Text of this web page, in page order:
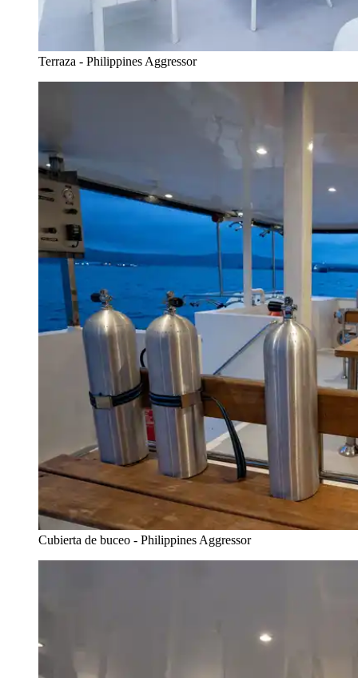
Terraza - Philippines Aggressor
Cubierta de buceo - Philippines Aggressor